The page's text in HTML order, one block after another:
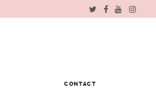
CONTACT